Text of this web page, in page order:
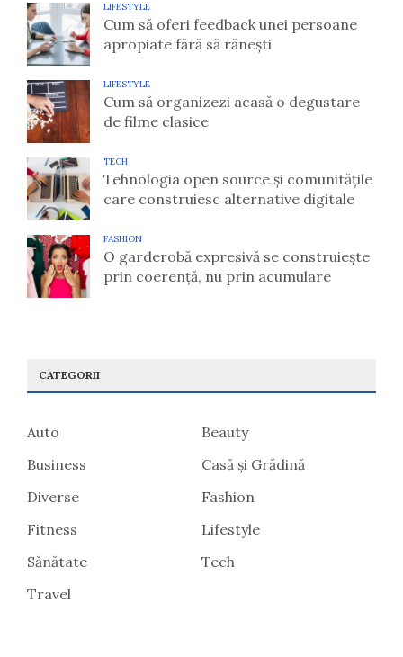
LIFESTYLE
Cum să oferi feedback unei persoane
apropiate fără să rănești
LIFESTYLE
Cum să organizezi acasă o degustare
de filme clasice
TECH
Tehnologia open source și comunitățile
care construiesc alternative digitale
FASHION
O garderobă expresivă se construiește
prin coerență, nu prin acumulare
CATEGORII
Auto
Beauty
Business
Casă și Grădină
Diverse
Fashion
Fitness
Lifestyle
Sănătate
Tech
Travel